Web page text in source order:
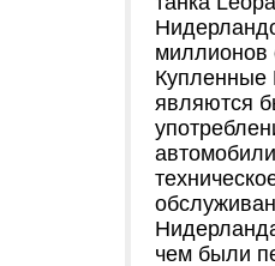
миллионов
являются
чем были